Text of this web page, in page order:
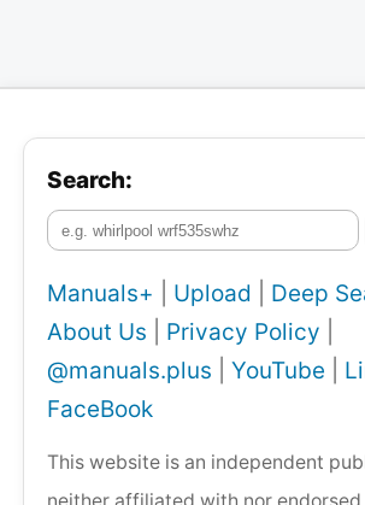
Search:
Manuals+ Upload Deep
About Us
Privacy Policy
@manuals.plus
YouTube
FaceBook
This website is an independent